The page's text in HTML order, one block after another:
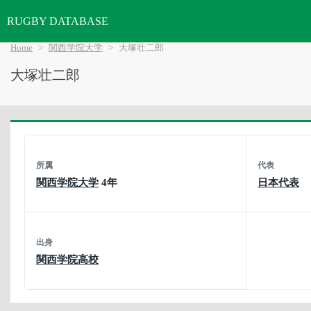
RUGBY DATABASE
Home 関西学院大学 大塚壮二郎
大塚壮二郎
所属
関西学院大学 4年
代表
日本代表
出身
関西学院高校